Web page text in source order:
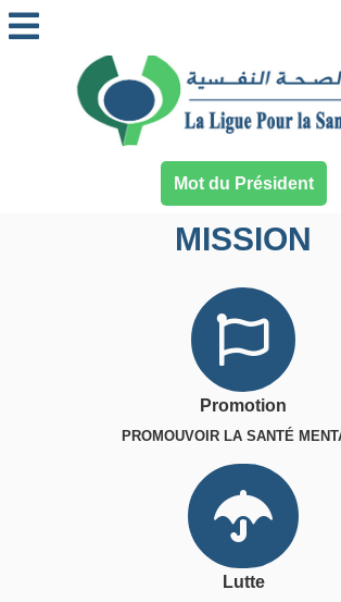
Mot du Président
MISSION
Promotion
PROMOUVOIR LA SANTÉ
Lutte